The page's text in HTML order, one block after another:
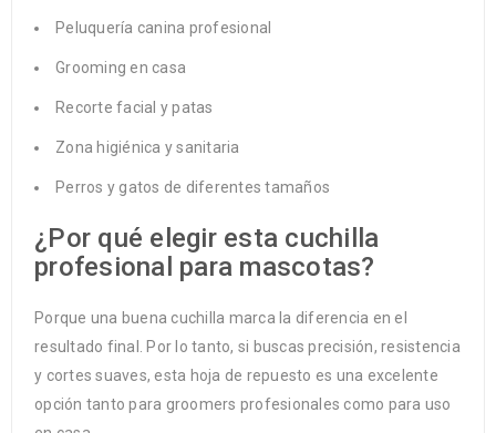
Peluquería canina profesional
Grooming en casa
Recorte facial y patas
Zona higiénica y sanitaria
Perros y gatos de diferentes tamaños
¿Por qué elegir esta cuchilla
profesional para mascotas?
Porque una buena cuchilla marca la diferencia en el
resultado final. Por lo tanto, si buscas precisión, resistencia
y cortes suaves, esta hoja de repuesto es una excelente
opción tanto para groomers profesionales como para uso